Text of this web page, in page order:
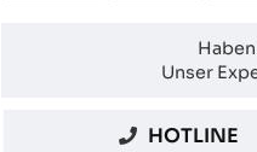
Unser
HOTLINE